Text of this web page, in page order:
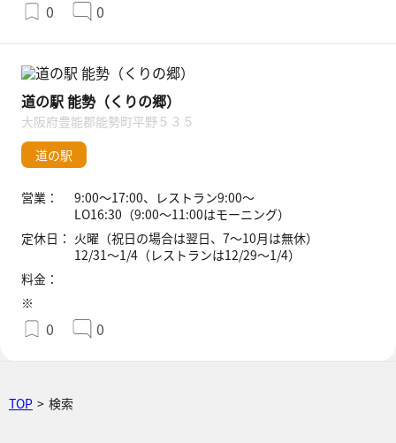
0 0
道の駅 能勢（くりの郷）
大阪府豊能郡能勢町平野５３５
道の駅
営業：
9:00〜17:00、レストラン9:00〜
LO16:30（9:00〜11:00はモーニング）
定休日： 火曜（祝日の場合は翌日、7〜10月は無休）
12/31〜1/4（レストランは12/29〜1/4）
料金：
※
0 0
TOP > 検索